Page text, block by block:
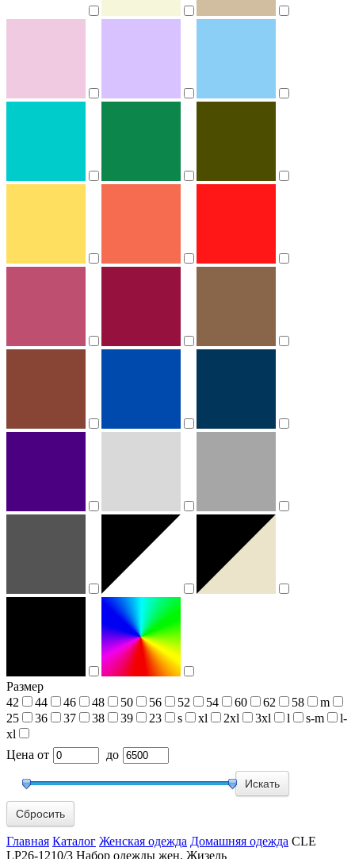
Размер
42
44 46 48 50 56 52 54 60 62 58
m
25
36 37 38 39 23 s xl 2xl 3xl l s-m
l-
xl
Цена от до
Сбросить
Главная Каталог Женская одежда Домашняя одежда CLE
LP26-1210/3 Набор одежды жен. Жизель